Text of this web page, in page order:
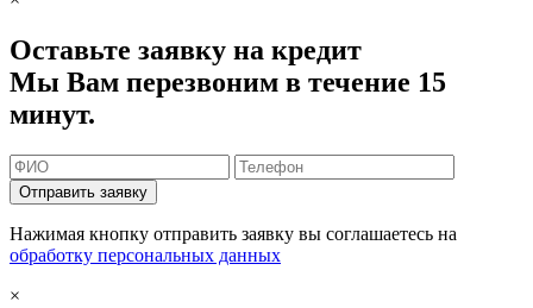
Оставьте заявку на кредит
Мы Вам перезвоним в течение 15
минут.
Отправить заявку
Нажимая кнопку отправить заявку вы соглашаетесь на
обработку персональных данных
×